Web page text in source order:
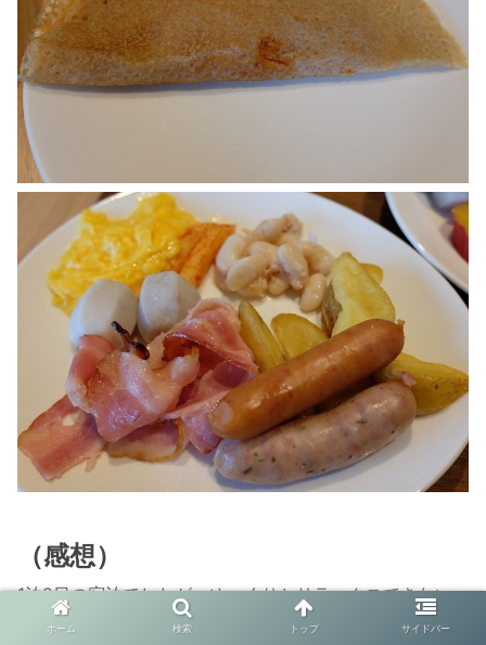
（感想）
1泊2日の宿泊でしたが、ゆっくりとリラックスできたい
いホテルでした。
ホーム 検索 トップ サイドバー